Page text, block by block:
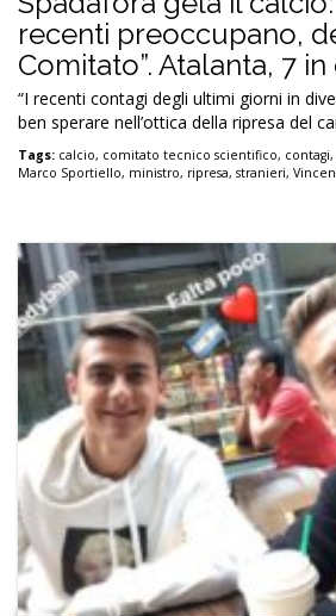
recenti preoccupano,
Comitato”. Atalanta, 7
“I recenti contagi degli ultimi giorni in
ben sperare nell’ottica della ripresa del
Tags: calcio, comitato tecnico scientifico, contagi,
Marco Sportiello, ministro, ripresa, stranieri,